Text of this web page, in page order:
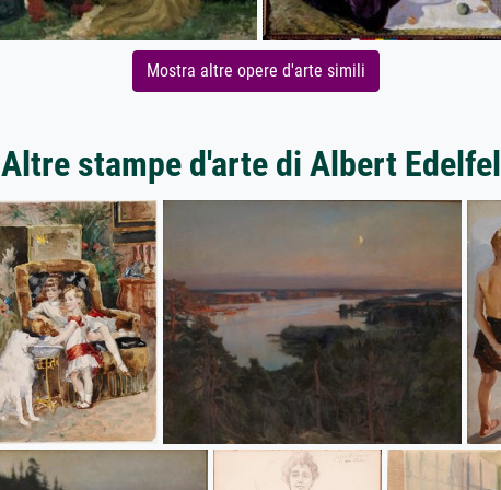
Mostra altre opere d'arte simili
Altre stampe d'arte di Albert